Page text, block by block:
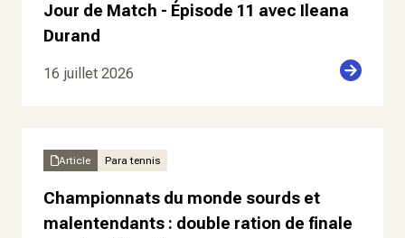
Jour de Match - Épisode 11 avec Ileana
Durand
16 juillet 2026
Article Para tennis
Championnats du monde sourds et
malentendants : double ration de finale